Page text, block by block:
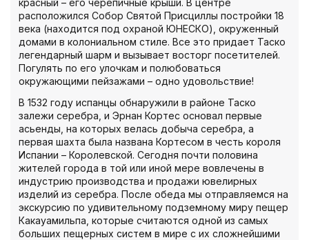
красный – его черепичные крыши. В центре
расположился Собор Святой Присциллы постройки 18
века (находится под охраной ЮНЕСКО), окруженный
домами в колониальном стиле. Все это придает Таско
легендарный шарм и вызывает восторг посетителей.
Погулять по его улочкам и полюбоваться
окружающими пейзажами – одно удовольствие!
В 1532 году испанцы обнаружили в районе Таско
залежи серебра, и Эрнан Кортес основал первые
асьенды, на которых велась добыча серебра, а
первая шахта была названа Кортесом в честь короля
Испании – Королевской. Сегодня почти половина
жителей города в той или иной мере вовлечены в
индустрию производства и продажи ювелирных
изделий из серебра. После обеда мы отправляемся на
экскурсию по удивительному подземному миру пещер
Какауамильпа, которые считаются одной из самых
больших пещерных систем в мире с их сложнейшими